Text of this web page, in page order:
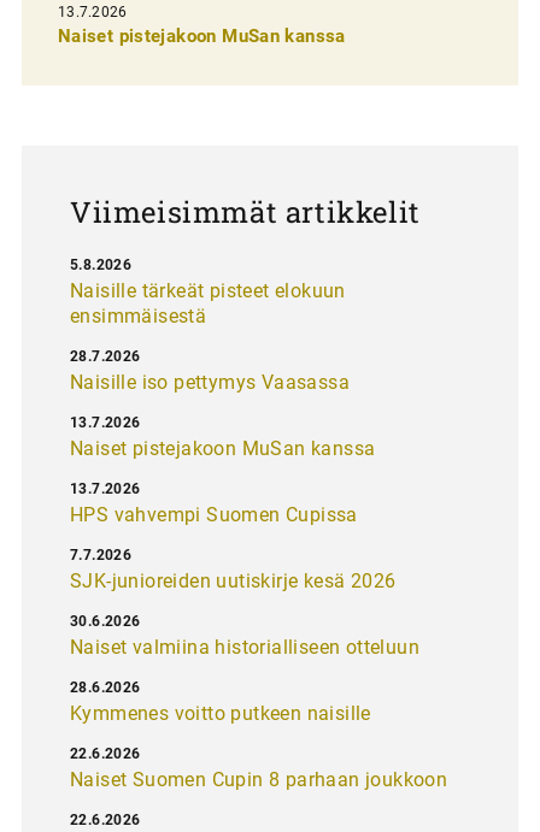
e
13.7.2026
Naiset pistejakoon MuSan kanssa
Viimeisimmät artikkelit
Naisille tärkeät pisteet elokuun
ensimmäisestä
5.8.2026
Naisille iso pettymys Vaasassa
28.7.2026
Naiset pistejakoon MuSan kanssa
13.7.2026
HPS vahvempi Suomen Cupissa
13.7.2026
SJK-junioreiden uutiskirje kesä 2026
7.7.2026
Naiset valmiina historialliseen otteluun
30.6.2026
Kymmenes voitto putkeen naisille
28.6.2026
Naiset Suomen Cupin 8 parhaan joukkoon
22.6.2026
22.6.2026